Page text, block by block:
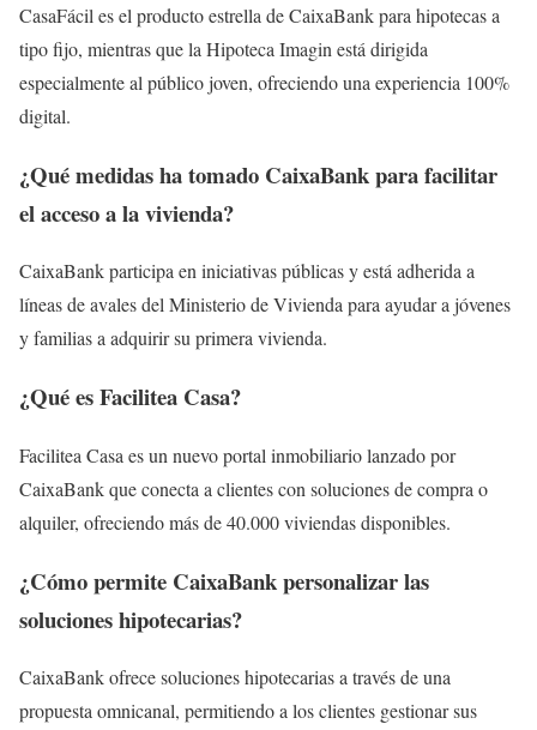
CasaFácil es el producto estrella de CaixaBank para hipotecas a
tipo fijo, mientras que la Hipoteca Imagin está dirigida
especialmente al público joven, ofreciendo una experiencia 100%
digital.
¿Qué medidas ha tomado CaixaBank para facilitar
el acceso a la vivienda?
CaixaBank participa en iniciativas públicas y está adherida a
líneas de avales del Ministerio de Vivienda para ayudar a jóvenes
y familias a adquirir su primera vivienda.
¿Qué es Facilitea Casa?
Facilitea Casa es un nuevo portal inmobiliario lanzado por
CaixaBank que conecta a clientes con soluciones de compra o
alquiler, ofreciendo más de 40.000 viviendas disponibles.
¿Cómo permite CaixaBank personalizar las
soluciones hipotecarias?
CaixaBank ofrece soluciones hipotecarias a través de una
propuesta omnicanal, permitiendo a los clientes gestionar sus